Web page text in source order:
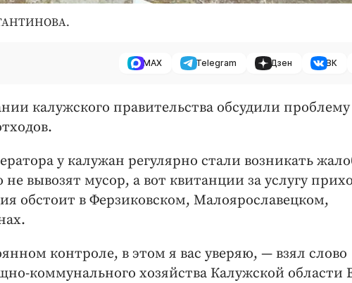
MAX Telegram Дзен ВК
калужского правительства обсудили проблему
у калужан регулярно стали возникать
выво­зят мусор, а вот квитанции за услугу
обстоит в Ферзиковском, Малоярославецком,
контроле, в этом я вас уверяю, — ​взял слово
коммунального хозяйства Калужской области